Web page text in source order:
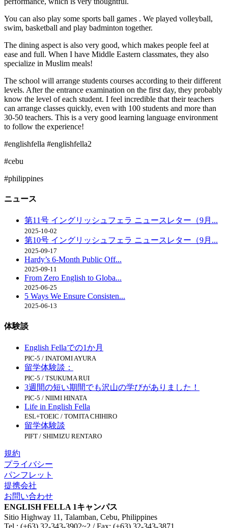
You can also play some sports ball games . We played volleyball,
swim, basketball and play badminton together.
The dining aspect is also very good, which makes people feel at
ease and full. When I have Middle Eastern classmates, they also
specialize in Muslim meals!
The school will arrange students courses according to their different
levels. After the entrance examination on the first day, they probably
know the level of each student. I feel incredible that their teachers
can arrange classes quickly, even with 100 students and more than
30-50 teachers. This is a very good learning language environment
to follow the experience!
#englishfella #englishfella2
#cebu
#philippines
ニュース
第11号 イングリッシュフェラ ニュースレター（9月...
2025-10-02
第10号 イングリッシュフェラ ニュースレター（9月...
2025-09-17
Hardy’s 6-Month Public Off...
2025-09-11
From Zero English to Globa...
2025-06-25
5 Ways We Ensure Consisten...
2025-06-13
体験談
English Fellaでの1か月
PIC-5 / INATOMI AYURA
留学体験談：
PIC-5 / TSUKUMA RUI
3週間の短い期間でも沢山の学びがありました！
PIC-5 / NIIMI HINATA
Life in English Fella
ESL+TOEIC / TOMITA CHIHIRO
留学体験談
PIFT / SHIMIZU RENTARO
規約
プライバシー
パンフレット
提携会社
お問い合わせ
ENGLISH FELLA 1キャンパス
Sitio Highway 11, Talamban, Cebu, Philippines
Tel : (+63) 32-343-3902~2 / Fax: (+63) 32-343-3871